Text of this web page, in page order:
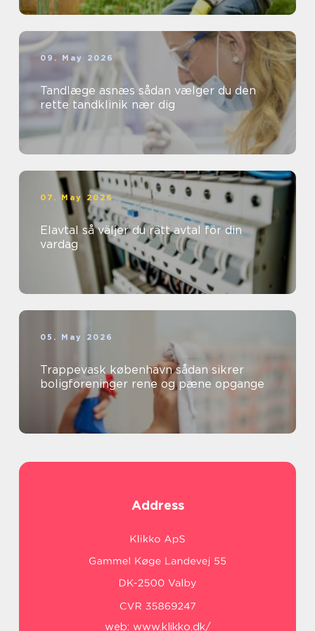
09. May 2026
Tandlæge asnæs sådan vælger du den
rette tandklinik nær dig
07. May 2026
Elavtal så väljer du rätt avtal för din
vardag
05. May 2026
Trappevask københavn sådan sikrer
boligforeninger rene og pæne opgange
Address
web: www.klikko.dk/